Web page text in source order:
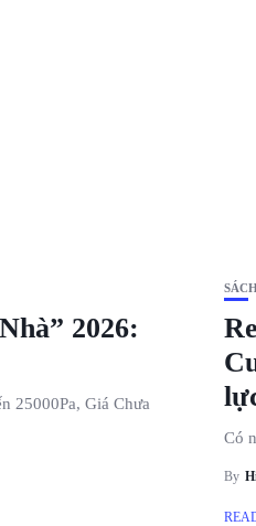
2026:
25000Pa, Giá Chưa
Có
By